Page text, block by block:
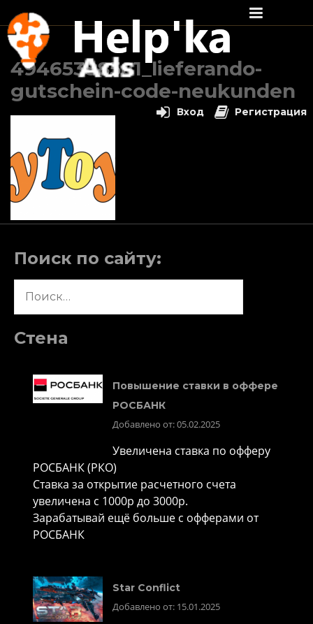
Перейти
содержимому
49465388581_lieferando-
gutschein-code-neukunden
Поиск по сайту:
Стена
Повышение ставки в оффере
РОСБАНК
Добавлено от: 05.02.2025
Увеличена ставка по офферу
РОСБАНК (РКО)
Ставка за открытие расчетного счета
увеличена с 1000р до 3000р.
Зарабатывай ещё больше с офферами от
РОСБАНК
Star Conflict
Добавлено от: 15.01.2025
Вход Регистрация